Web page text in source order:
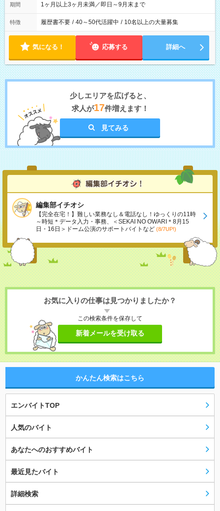
期間 1ヶ月以上3ヶ月未満／即日～9月末まで
特徴 履歴書不要 / 40～50代活躍中 / 10名以上の大量募集
気になる！ 応募する 詳細へ
少しエリアを広げると、
求人が17件増えます！
見てみる
編集部イチオシ
【完全在宅！】難しい業務なし＆電話なし！ゆっくりの11時
～時短＊データ入力・事務、＜SEKAI NO OWARI＊8月15
日・16日＞ドーム公演のサポートバイトなど (8/7UP!)
お気に入りの仕事は見つかりましたか？
この検索条件を保存して
新着メールを受け取る
かんたん検索はこちら
エンバイトTOP
人気のバイト
あなたへのおすすめバイト
最近見たバイト
詳細検索